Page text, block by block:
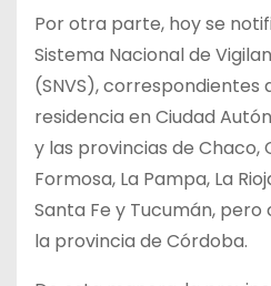
Por otra parte, hoy se
Sistema Nacional de
(SNVS), correspondientes
residencia en Ciudad
y las provincias de Chaco,
Formosa, La Pampa, La
Santa Fe y Tucumán,
la provincia de Córdoba.